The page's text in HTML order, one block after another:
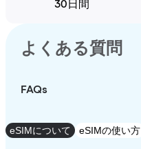
30日間
よくある質問
FAQs
eSIMについて eSIMの使い方